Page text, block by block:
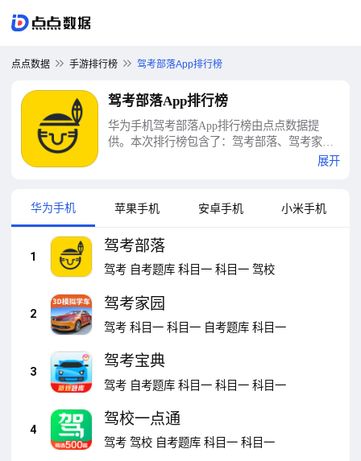
点点数据 手游排行榜 驾考部落App排行榜
驾考部落App排行榜
华为手机驾考部落App排行榜由点点数据提
供。本次排行榜包含了：驾考部落、驾考家
园、驾考宝典、驾校一点通、驾考精灵、驾考
App排行榜
展开
华为手机 苹果手机 安卓手机 小米手机
1
驾考部落
驾考 自考题库 科目一 科目一 驾校
2
驾考家园
驾考 科目一 科目一 自考题库 科目一
3
驾考宝典
驾考 自考题库 科目一 科目一 科目一
4
驾校一点通
驾考 驾校 自考题库 科目一 科目一